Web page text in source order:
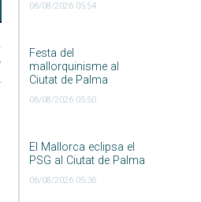
06/08/2026 05:54
Festa del
mallorquinisme al
Ciutat de Palma
06/08/2026 05:50
El Mallorca eclipsa el
PSG al Ciutat de Palma
06/08/2026 05:36